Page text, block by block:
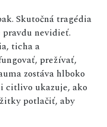
Skutočná tragédia
pravdu nevidieť.
ticha a
prežívať,
zostáva hlboko
citlivo ukazuje, ako
potlačiť, aby